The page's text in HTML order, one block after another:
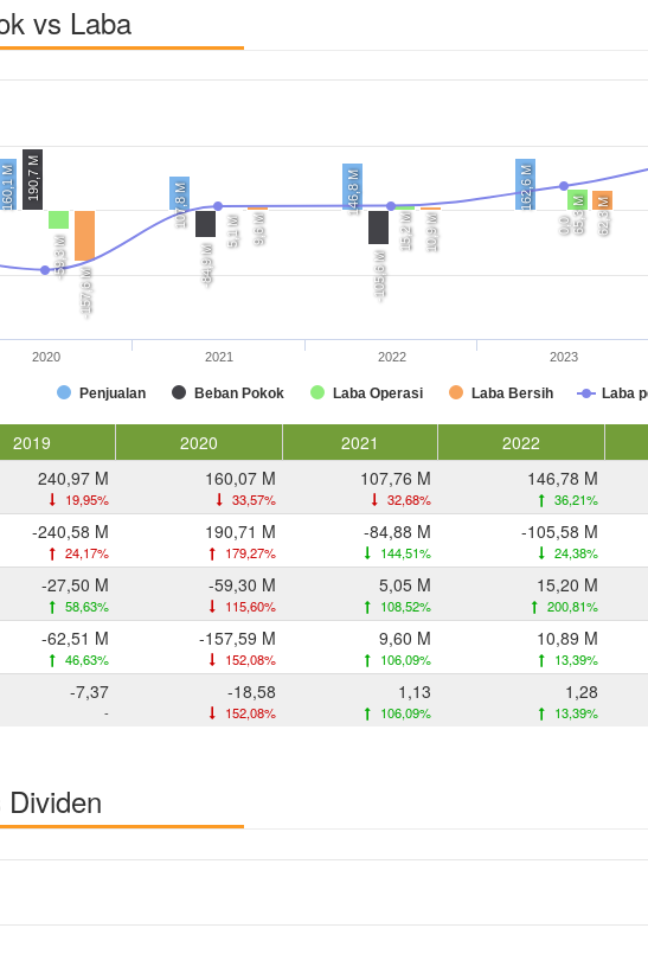
vs Laba
160,1 M 107,8 M 146,8 M 162,6 M
190,7 M
-84,9 M -105,6 M
0,0
-59,3 M
5,1 M 15,2 M 65,3 M
-157,6 M
9,6 M 10,9 M 62,3 M
Penjualan Beban Pokok Laba Operasi Laba Bersih Laba
2020 2021 2022 2023
2019 2020 2021 2022
240,97 M
19,95%
160,07 M
33,57%
107,76 M
32,68%
146,78 M
36,21%
-240,58 M
24,17%
190,71 M
179,27%
-84,88 M
144,51%
-105,58 M
24,38%
-27,50 M
58,63%
-59,30 M
115,60%
5,05 M
108,52%
15,20 M
200,81%
-62,51 M
46,63%
-157,59 M
152,08%
9,60 M
106,09%
10,89 M
13,39%
-7,37
-
-18,58
152,08%
1,13
106,09%
1,28
13,39%